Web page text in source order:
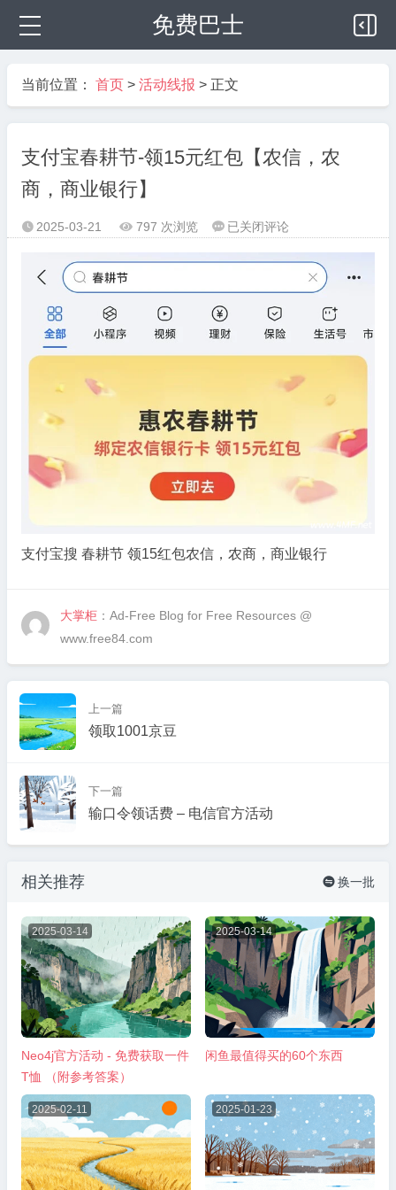
免费巴士
当前位置： 首页 > 活动线报 > 正文
支付宝春耕节-领15元红包【农信，农
商，商业银行】
 2025-03-21  797 次浏览  支
春
耕
节-
领
红
包
【农
信，
农
商
行】
已关闭评论
支付宝搜 春耕节 领15红包农信，农商，商业银行
大掌柜 ：Ad-Free Blog for Free Resources @
www.free84.com
上一篇
领取1001京豆
下一篇
输口令领话费 – 电信官方活动
相关推荐  换一批
2025-03-14
Neo4j官方活动 - 免费获取一件
T恤 （附参考答案）
2025-03-14
闲鱼最值得买的60个东西
2025-02-11 2025-01-23